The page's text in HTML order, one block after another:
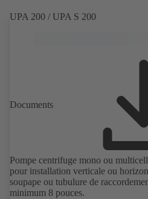
UPA 200 / UPA S 200
Documents
Pompe centrifuge mono ou
pour installation verticale ou
soupape ou tubulure de
minimum 8 pouces.